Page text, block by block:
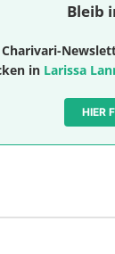
Bleib
Charivari-
in Larissa
HIER